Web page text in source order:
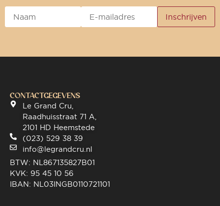
CONTACTGEGEVENS
Le Grand Cru,
Raadhuisstraat 71 A,
2101 HD Heemstede
(023) 529 38 39
info@legrandcru.nl
BTW: NL867135827B01
KVK: 95 45 10 56
IBAN: NL03INGB0110721101